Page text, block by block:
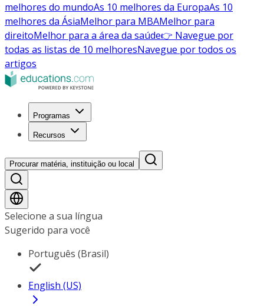
melhores do mundoAs 10 melhores da EuropaAs 10
melhores da ÁsiaMelhor para MBAMelhor para
direitoMelhor para a área da saúde👉 Navegue por
todas as listas de 10 melhoresNavegue por todos os
artigos
Programas
Recursos
Procurar matéria, instituição ou local
Selecione a sua língua
Sugerido para você
Português (Brasil)
English (US)